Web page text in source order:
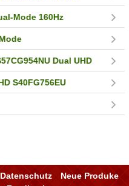
Mode 160Hz
Dual UHD
S40FG756EU
Neue Produke